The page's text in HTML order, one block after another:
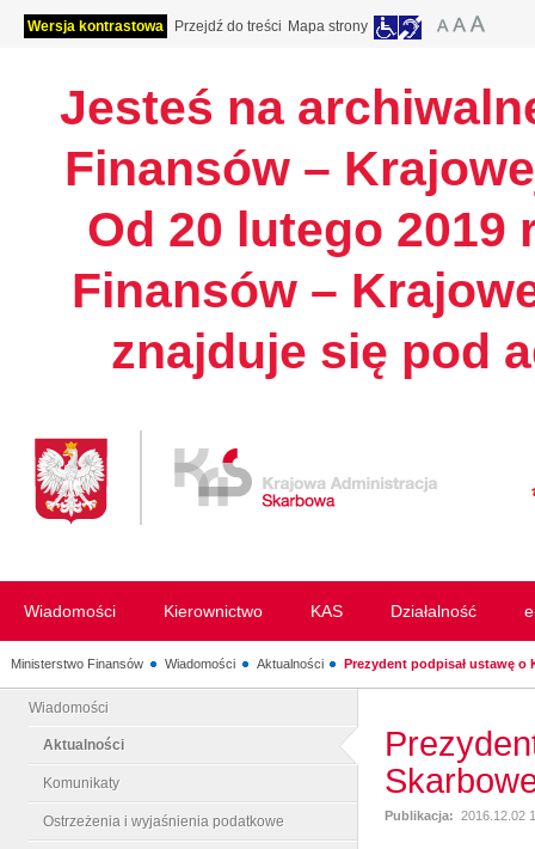
Wersja kontrastowa Przejdź do treści Mapa strony
Jesteś na
Finansów –
Od 20 lutego 2019
Finansów –
znajduje się pod
Wiadomości Kierownictwo KAS Działalność
Ministerstwo Finansów Wiadomości Aktualności Prezydent podpisał ustawę o
Wiadomości
Aktualności
Komunikaty
Ostrzeżenia i wyjaśnienia podatkowe Publikacja: 2016.12.02